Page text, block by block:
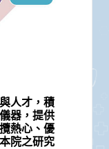
人才，積
器，提供
熱心、優
院之研究